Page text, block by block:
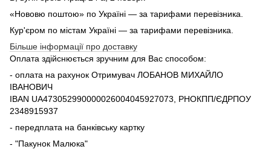
«Нововю поштою» по Україні — за тарифами перевізника.
Кур'єром по містам Україні — за тарифами перевізника.
Більше інформації про доставку
Оплата здійснюється зручним для Вас способом:
- оплата на рахунок Отримувач ЛОБАНОВ МИХАЙЛО
ІВАНОВИЧ
IBAN UA473052990000026004045927073, РНОКПП/ЄДРПОУ
2348915937
- передплата на банківську картку
- "Пакунок Малюка"